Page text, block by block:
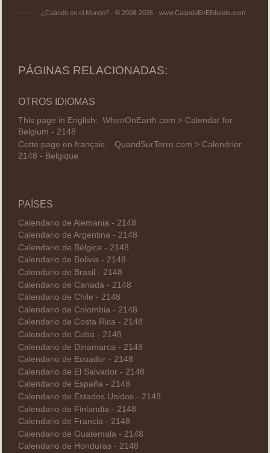
¿Cuándo en el Mundo? - © 2008-2026 - www.CuandoEnElMundo.com
PÁGINAS RELACIONADAS:
OTROS IDIOMAS
This page in English: WhenOnEarth.com > Calendar for
Belgium - 2148
Cette page en français : QuandSurTerre.com > Calendrier
2148 - Belgique
PAÍSES
Calendario de Alemania - 2148
Calendario de Argentina - 2148
Calendario de Bélgica - 2148
Calendario de Bolivia - 2148
Calendario de Brasil - 2148
Calendario de Canadá - 2148
Calendario de Chile - 2148
Calendario de Colombia - 2148
Calendario de Costa Rica - 2148
Calendario de Cuba - 2148
Calendario de Dinamarca - 2148
Calendario de Ecuador - 2148
Calendario de El Salvador - 2148
Calendario de España - 2148
Calendario de Estados Unidos - 2148
Calendario de Finlandia - 2148
Calendario de Francia - 2148
Calendario de Guatemala - 2148
Calendario de Honduras - 2148